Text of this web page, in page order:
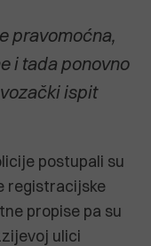
pravomoćna,
i tada ponovno
ispit
postupali su
registracijske
propise pa su
ulici